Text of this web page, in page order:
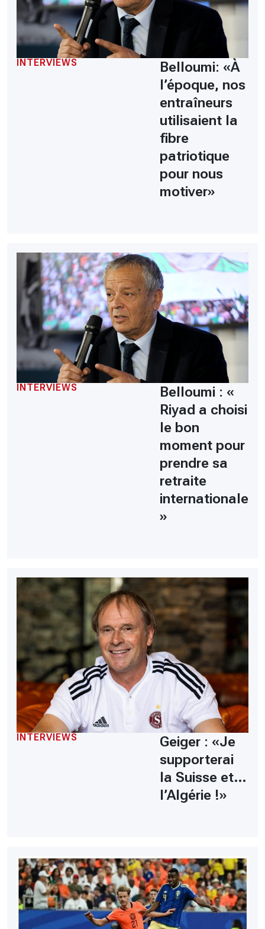
INTERVIEWS
Belloumi: «À
l’époque, nos
entraîneurs
utilisaient la
fibre
patriotique
pour nous
motiver»
INTERVIEWS
Belloumi : «
Riyad a choisi
le bon
moment pour
prendre sa
retraite
internationale
»
INTERVIEWS
Geiger : «Je
supporterai
la Suisse et…
l’Algérie !»